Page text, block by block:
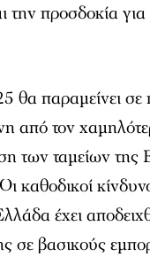
την προσδοκία
θα παραμείνει σε
από τον
των ταμείων της
καθοδικοί
έχει
σε βασικούς